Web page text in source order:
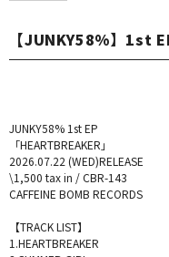
【JUNKY58%】1st
JUNKY58% 1st EP
「HEARTBREAKER」
2026.07.22 (WED)RELEASE
\1,500 tax in / CBR-143
CAFFEINE BOMB RECORDS
【TRACK LIST】
1.HEARTBREAKER